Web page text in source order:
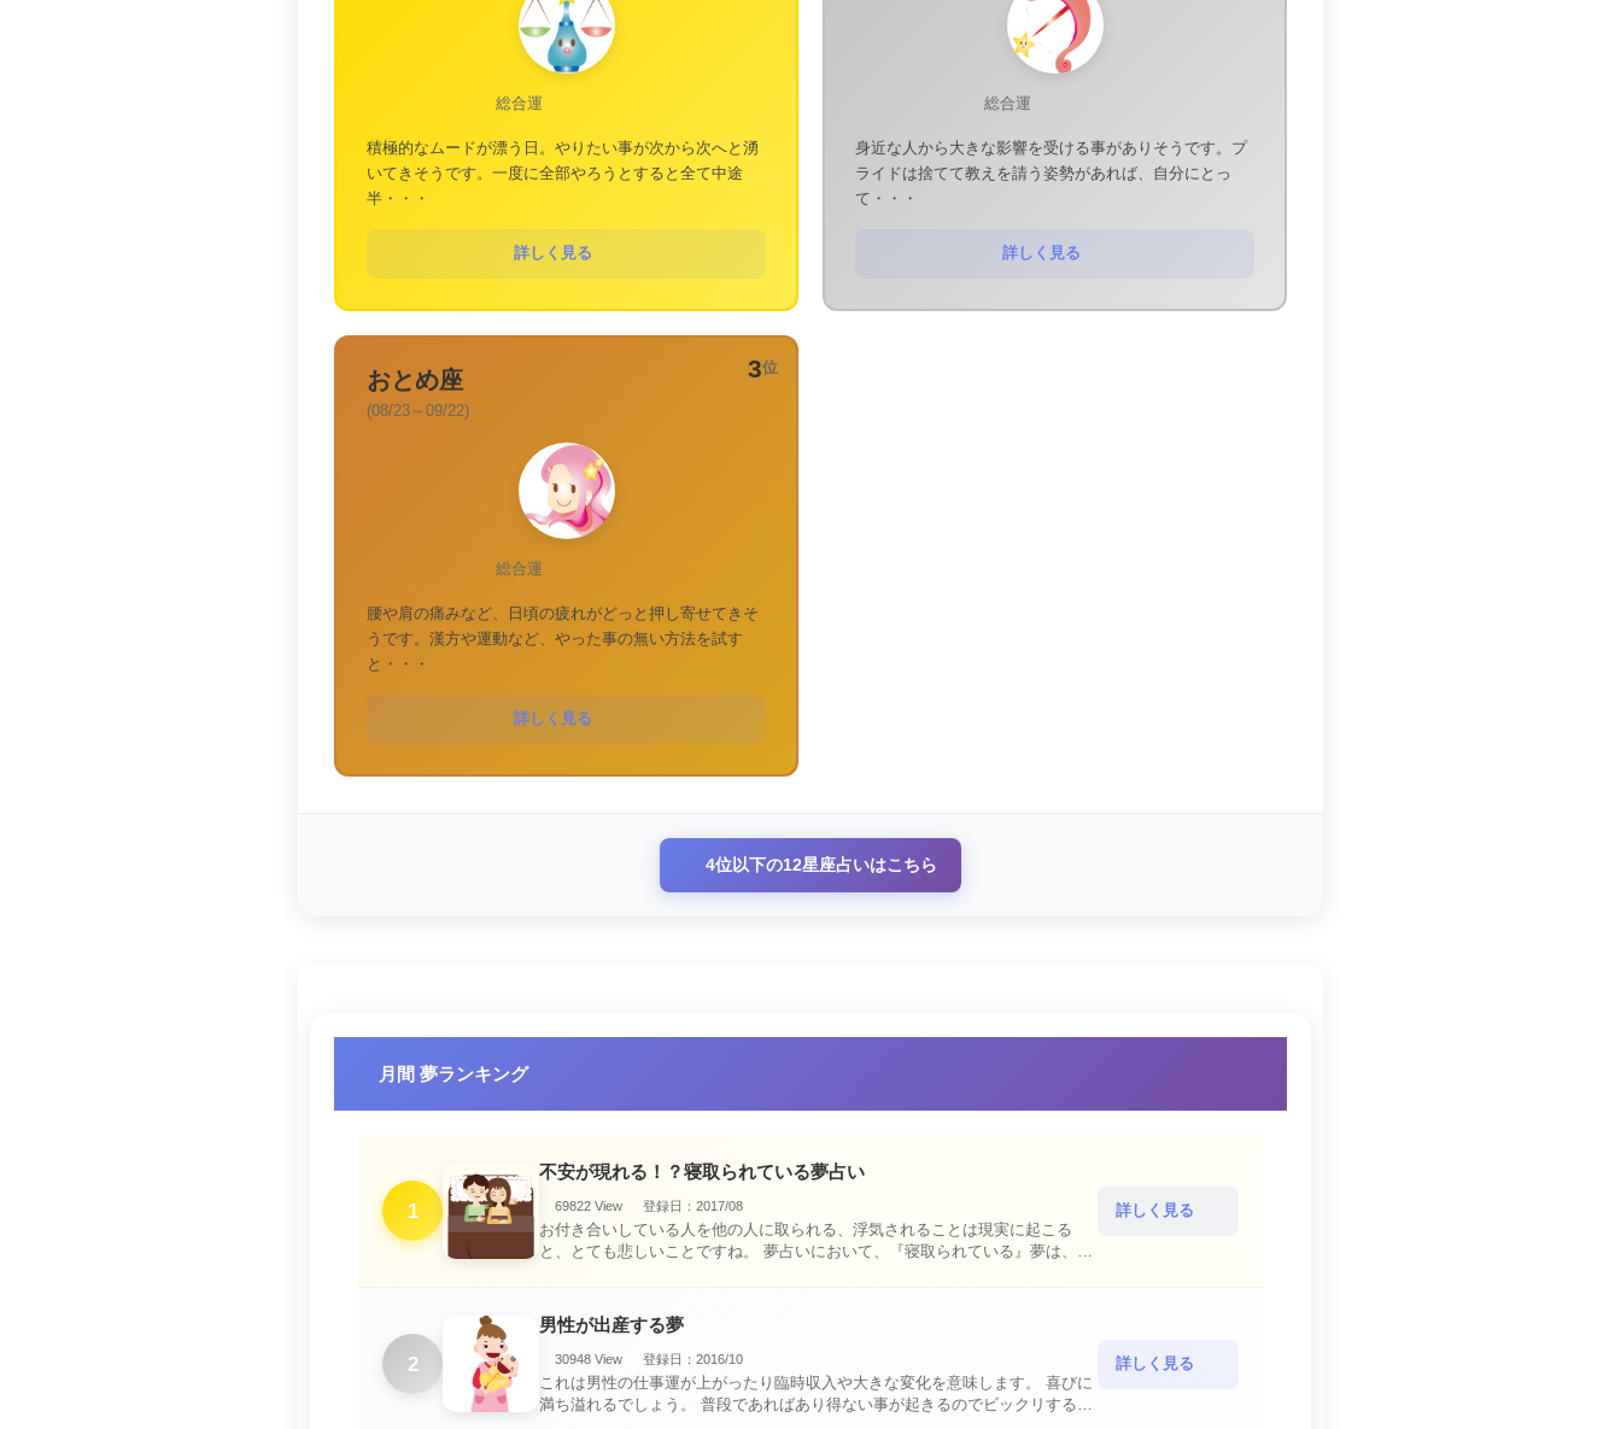
総合運
積極的なムードが漂う日。やりたい事が次から次へと湧
いてきそうです。一度に全部やろうとすると全て中途
半・・・
詳しく見る
総合運
身近な人から大きな影響を受ける事がありそうです。プ
ライドは捨てて教えを請う姿勢があれば、自分にとっ
て・・・
詳しく見る
3位
おとめ座
(08/23～09/22)
総合運
腰や肩の痛みなど、日頃の疲れがどっと押し寄せてきそ
うです。漢方や運動など、やった事の無い方法を試す
と・・・
詳しく見る
4位以下の12星座占いはこちら
月間 夢ランキング
1
不安が現れる！？寝取られている夢占い
69822 View 登録日：2017/08
お付き合いしている人を他の人に取られる、浮気されることは現実に起こる
と、とても悲しいことですね。 夢占いにおいて、『寝取られている』夢は、現
詳しく見る
2
男性が出産する夢
30948 View 登録日：2016/10
これは男性の仕事運が上がったり臨時収入や大きな変化を意味します。 喜びに
満ち溢れるでしょう。 普段であればあり得ない事が起きるのでビックリするで
詳しく見る